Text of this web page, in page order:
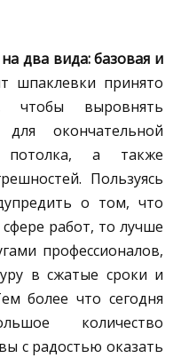
два вида: базовая и
шпаклевки принято
чтобы выровнять
окончательной
потолка, а также
Пользуясь
о том, что
работ, то лучше
профессионалов,
в сжатые сроки и
более что сегодня
количество
с радостью оказать